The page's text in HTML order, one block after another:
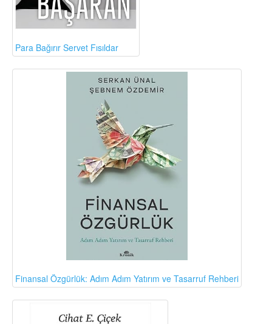
Para Bağırır Servet Fısıldar
Finansal Özgürlük: Adım Adım Yatırım ve Tasarruf Rehberi